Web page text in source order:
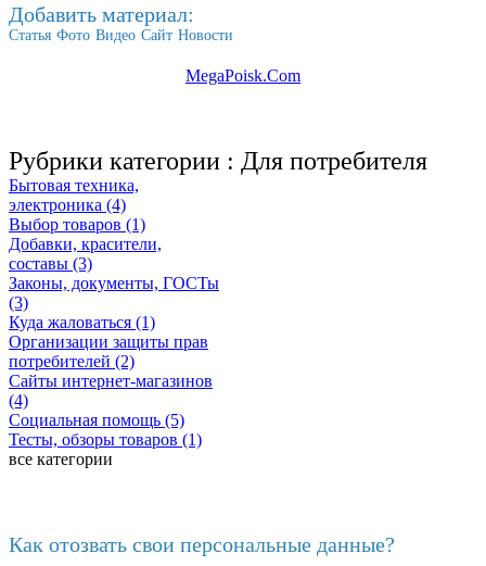
Добавить материал:
Статья Фото Видео Сайт Новости
MegaPoisk.Com
Рубрики категории : Для потребителя
Бытовая техника,
электроника (4)
Выбор товаров (1)
Добавки, красители,
составы (3)
Законы, документы, ГОСТы
(3)
Куда жаловаться (1)
Организации защиты прав
потребителей (2)
Сайты интернет-магазинов
(4)
Социальная помощь (5)
Тесты, обзоры товаров (1)
все категории
Как отозвать свои персональные данные?